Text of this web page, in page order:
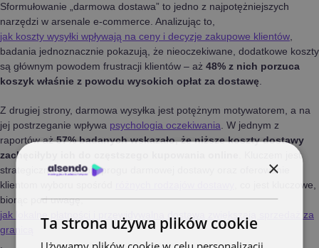
Sformułowanie „darmowa dostawa” to jedno z najpotężniejszych
narzędzi w arsenale e-commerce. Analizując to,
jak koszty wysyłki wpływają na ceny i decyzje zakupowe klientów
badania jednoznacznie pokazują, że nieoczekiwane, dodatkowe koszty
są głównym powodem frustracji klientów – aż 48% z nich porzuca
koszyk właśnie z powodu wysokich opłat za dostawę
Z drugiej strony, darmowa wysyłka jest potężnym motywatorem, a na
jej postrzeganie wpływa psychologia oczekiwania . W jednym z
raportów aż57% badanych wskazało, że niższe koszty dostawy
zachęciłyby ich do częstszego kupowania online
. Kluczem jest
strategiczne ustalenie progu darmowej dostawy oraz oferowanie
klientom wyboru spośród
, co jest kluczowe,
biorąc pod uwagę,
jak lokalne płatności i przewidywalna dostawa zwiększają sprzedaż za
granicą
×
Ta strona używa plików cookie
Używamy plików cookie w celu personalizacji